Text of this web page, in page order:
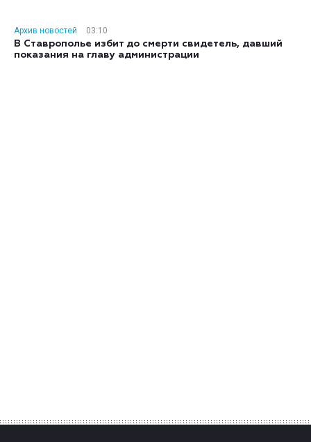
Архив новостей
03:10
В Ставрополье избит до смерти свидетель, давший
показания на главу администрации